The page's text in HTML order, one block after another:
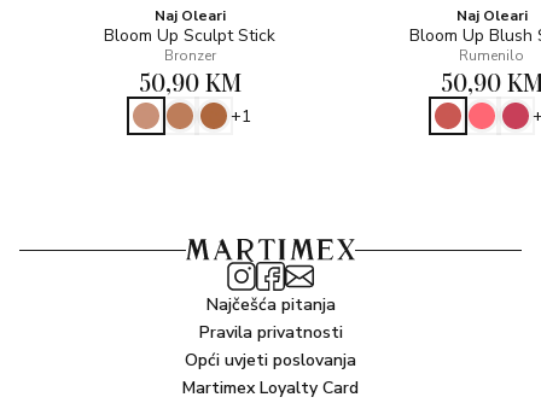
Naj Oleari
Bloom Up Sculpt Stick
Bronzer
50,90 KM
+1
Naj Oleari
Bloom Up Blush
Rumenilo
50,90
Najčešća pitanja
Pravila privatnosti
Opći uvjeti poslovanja
Martimex Loyalty Card